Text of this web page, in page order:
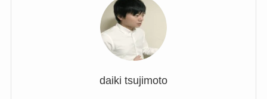
daiki tsujimoto